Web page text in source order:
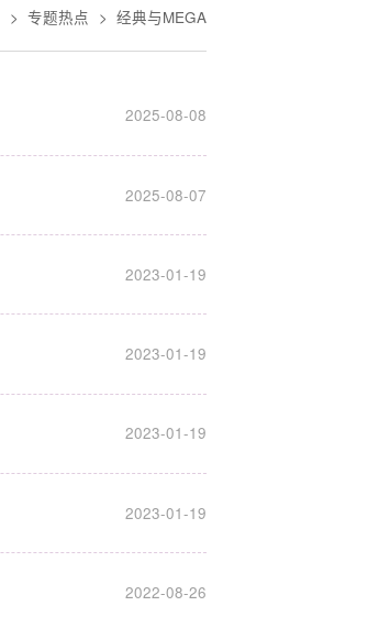
> 专题热点 > 经典与MEGA
2025-08-08
2025-08-07
2023-01-19
2023-01-19
2023-01-19
2023-01-19
2022-08-26